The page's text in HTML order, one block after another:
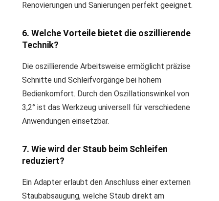
Renovierungen und Sanierungen perfekt geeignet.
6. Welche Vorteile bietet die oszillierende
Technik?
Die oszillierende Arbeitsweise ermöglicht präzise
Schnitte und Schleifvorgänge bei hohem
Bedienkomfort. Durch den Oszillationswinkel von
3,2° ist das Werkzeug universell für verschiedene
Anwendungen einsetzbar.
7. Wie wird der Staub beim Schleifen
reduziert?
Ein Adapter erlaubt den Anschluss einer externen
Staubabsaugung, welche Staub direkt am